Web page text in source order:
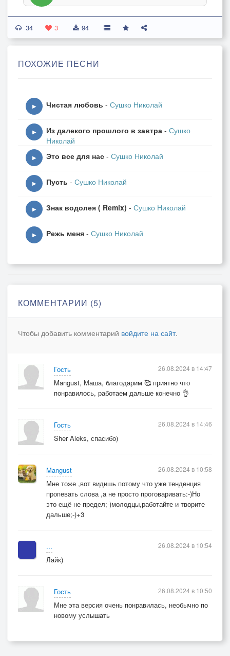
34 3 94
ПОХОЖИЕ ПЕСНИ
▶ Чистая любовь - Сушко Николай
▶ Из далекого прошлого в завтра - Сушко
Николай
▶ Это все для нас - Сушко Николай
▶ Пусть - Сушко Николай
▶ Знак водолея ( Remix) - Сушко Николай
▶ Режь меня - Сушко Николай
КОММЕНТАРИИ (5)
Чтобы добавить комментарий войдите на сайт.
Гость
Mangust, Маша, благодарим 🥰 приятно что
понравилось, работаем дальше конечно 👌
26.08.2024 в 14:47
Гость
Sher Aleks, спасибо)
26.08.2024 в 14:46
Mangust
Мне тоже ,вот видишь потому что уже тенденция
пропевать слова ,а не просто проговаривать:-)Но
это ещё не предел;-)молодцы,работайте и творите
дальше;-)+3
26.08.2024 в 10:58
...
Лайк)
26.08.2024 в 10:54
Гость
Мне эта версия очень понравилась, необычно по
новому услышать
26.08.2024 в 10:50